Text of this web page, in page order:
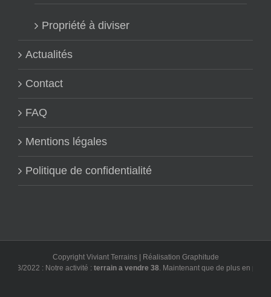
Propriété à diviser
Actualités
Contact
FAQ
Mentions légales
Politique de confidentialité
Copyright Viviant Terrains | Réalisation Graphitude
03/2022 : Notre activité :terrain a vendre 38. Maintenant que de plus en plus